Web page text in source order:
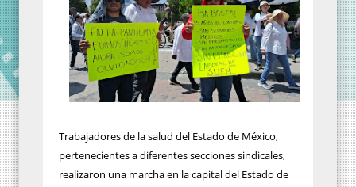
Trabajadores de la salud del Estado de México,
pertenecientes a diferentes secciones sindicales,
realizaron una marcha en la capital del Estado de